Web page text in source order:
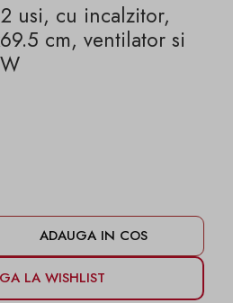
usi, cu incalzitor,
cm, ventilator si
ADAUGA IN COS
LA WISHLIST